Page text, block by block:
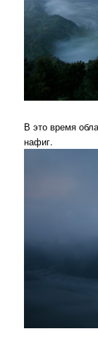
В это время
нафиг.